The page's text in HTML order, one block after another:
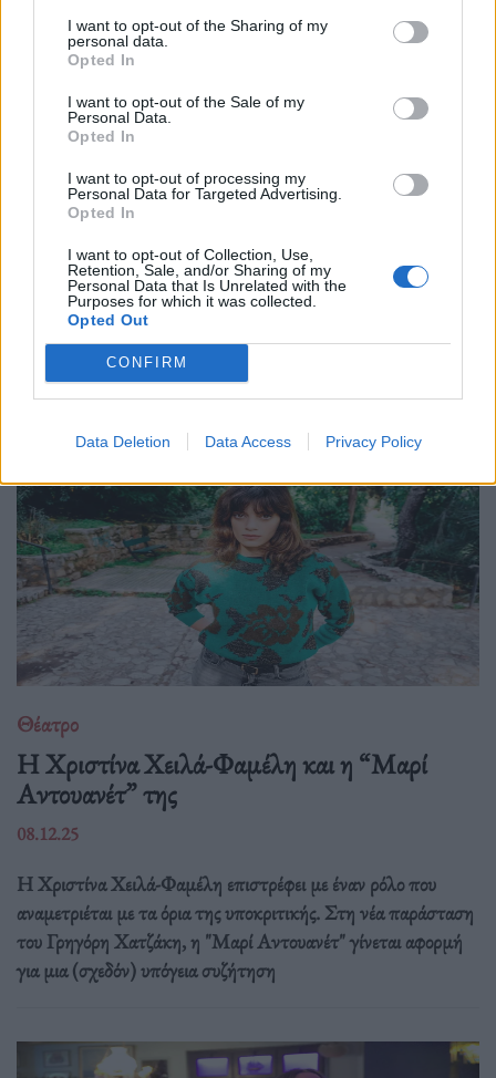
I want to opt-out of the Sharing of my
personal data.
Opted In
I want to opt-out of the Sale of my
Personal Data.
Opted In
I want to opt-out of processing my
Personal Data for Targeted Advertising.
Opted In
I want to opt-out of Collection, Use,
Retention, Sale, and/or Sharing of my
Personal Data that Is Unrelated with the
Purposes for which it was collected.
Opted Out
CONFIRM
Data Deletion Data Access Privacy Policy
Θέατρο
Η Φένια Αποστόλου και το σκοτεινό
παραμύθι του “Αποτυπώματος”
10.12.25
Με το "Αποτύπωμα", η Φένια Αποστόλου δημιουργεί έναν
σκοτεινό, ποιητικό χώρο όπου η γυναικεία εικόνα αποτινάσσει
τις παραμορφώσεις του χρόνου και ξαναβρίσκει τη φωνή της
μέσα από την κίνηση, τη σιωπή
Θέατρο
Η Χριστίνα Χειλά-Φαμέλη και η “Μαρί
Αντουανέτ” της
08.12.25
Η Χριστίνα Χειλά-Φαμέλη επιστρέφει με έναν ρόλο που
αναμετριέται με τα όρια της υποκριτικής. Στη νέα παράσταση
του Γρηγόρη Χατζάκη, η "Μαρί Αντουανέτ" γίνεται αφορμή
για μια (σχεδόν) υπόγεια συζήτηση